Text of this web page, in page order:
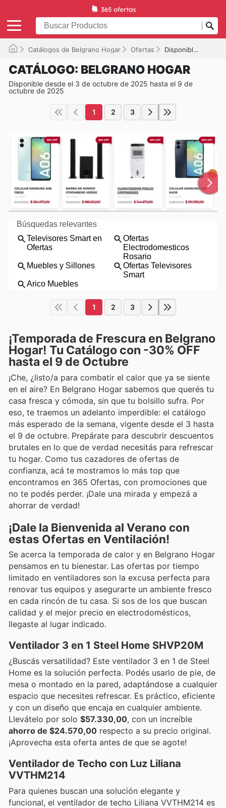
Catálogos de Belgrano Hogar Ofertas Disponible hasta el 09/10/2025
CATÁLOGO: BELGRANO HOGAR
Disponible desde el 3 de octubre de 2025 hasta el 9 de
octubre de 2025
1 2 3
1 2 3
¡Temporada de Frescura en Belgrano
Hogar! Tu Catálogo con -30% OFF
hasta el 9 de Octubre
¡Che, ¿listo/a para combatir el calor que ya se siente
en el aire? En Belgrano Hogar sabemos que querés tu
casa fresca y cómoda, sin que tu bolsillo sufra. Por
eso, te traemos un adelanto imperdible: el catálogo
más esperado de la semana, vigente desde el 3 hasta
el 9 de octubre. Prepárate para descubrir descuentos
brutales en lo que de verdad necesitás para refrescar
tu hogar. Como tus cazadores de ofertas de
confianza, acá te mostramos lo más top que
encontramos en 365 Ofertas, con promociones que
no te podés perder. ¡Dale una mirada y empezá a
ahorrar de verdad!
¡Dale la Bienvenida al Verano con
estas Ofertas en Ventilación!
Se acerca la temporada de calor y en Belgrano Hogar
pensamos en tu bienestar. Las ofertas por tiempo
limitado en ventiladores son la excusa perfecta para
renovar tus equipos y asegurarte un ambiente fresco
en cada rincón de tu casa. Si sos de los que buscan
calidad y el mejor precio en electrodomésticos,
llegaste al lugar indicado.
Ventilador 3 en 1 Steel Home SHVP20M
¿Buscás versatilidad? Este ventilador 3 en 1 de Steel
Home es la solución perfecta. Podés usarlo de pie, de
mesa o montado en la pared, adaptándose a cualquier
espacio que necesites refrescar. Es práctico, eficiente
y con un diseño que encaja en cualquier ambiente.
Llevátelo por solo $57.330,00, con un increíble
ahorro de $24.570,00 respecto a su precio original.
¡Aprovecha esta oferta antes de que se agote!
Ventilador de Techo con Luz Liliana
VVTHM214
Para quienes buscan una solución elegante y
funcional, el ventilador de techo Liliana VVTHM214 es